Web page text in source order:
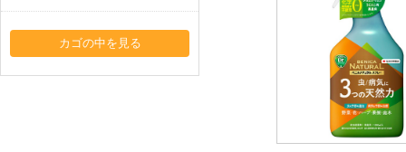
カゴの中を見る